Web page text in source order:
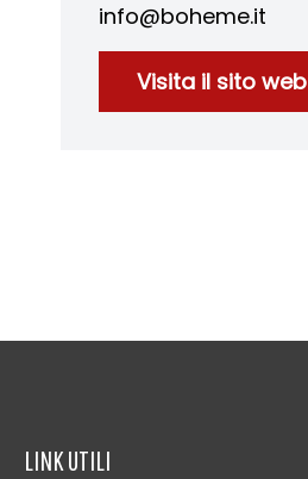
info@boheme.it
Visita il sito web
LINK UTILI